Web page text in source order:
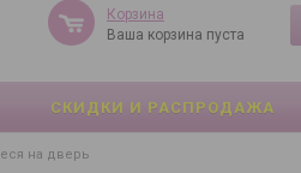
Корзина
Ваша корзина пуста
СКИДКИ И РАСПРОДАЖА
на дверь